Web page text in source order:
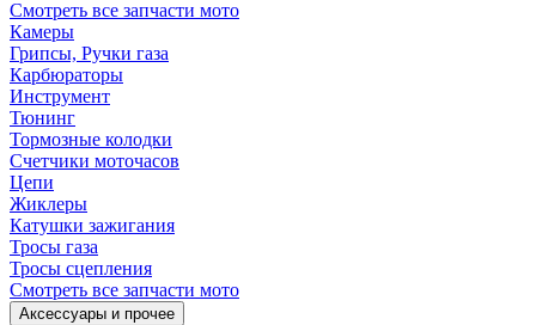
Смотреть все запчасти мото
Камеры
Грипсы, Ручки газа
Карбюраторы
Инструмент
Тюнинг
Тормозные колодки
Счетчики моточасов
Цепи
Жиклеры
Катушки зажигания
Тросы газа
Тросы сцепления
Смотреть все запчасти мото
Аксессуары и прочее